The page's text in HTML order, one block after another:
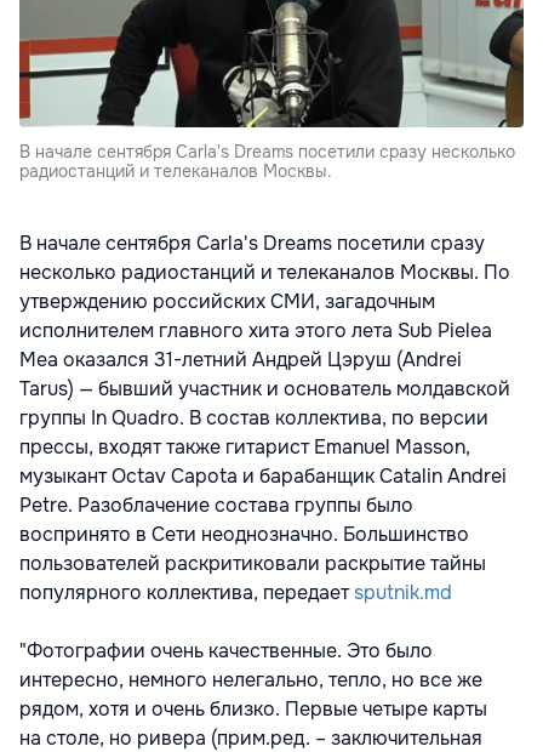
В начале сентября Carla's Dreams посетили сразу несколько
радиостанций и телеканалов Москвы.
В начале сентября Carla's Dreams посетили сразу
несколько радиостанций и телеканалов Москвы. По
утверждению российских СМИ, загадочным
исполнителем главного хита этого лета Sub Pielea
Mea оказался 31-летний Андрей Цэруш (Andrei
Tarus) — бывший участник и основатель молдавской
группы In Quadro. В состав коллектива, по версии
прессы, входят также гитарист Emanuel Masson,
музыкант Octav Capota и барабанщик Catalin Andrei
Petre. Разоблачение состава группы было
воспринято в Сети неоднозначно. Большинство
пользователей раскритиковали раскрытие тайны
популярного коллектива, передаетsputnik.md
"Фотографии очень качественные. Это было
интересно, немного нелегально, тепло, но все же
рядом, хотя и очень близко. Первые четыре карты
на столе, но ривера (прим.ред. – заключительная